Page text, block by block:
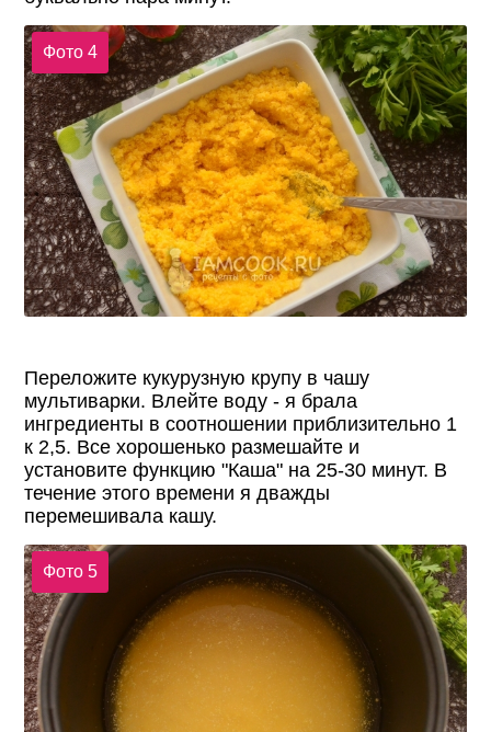
Фото 4
Переложите кукурузную крупу в чашу
мультиварки. Влейте воду - я брала
ингредиенты в соотношении приблизительно 1
к 2,5. Все хорошенько размешайте и
установите функцию "Каша" на 25-30 минут. В
течение этого времени я дважды
перемешивала кашу.
Фото 5